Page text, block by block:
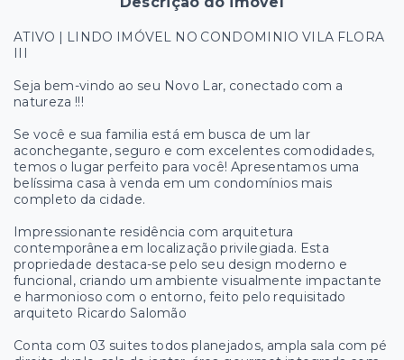
ATIVO | LINDO IMÓVEL NO CONDOMINIO VILA FLORA
III
Seja bem-vindo ao seu Novo Lar, conectado com a
natureza !!!
Se você e sua familia está em busca de um lar
aconchegante, seguro e com excelentes comodidades,
temos o lugar perfeito para você! Apresentamos uma
belíssima casa à venda em um condomínios mais
completo da cidade.
Impressionante residência com arquitetura
contemporânea em localização privilegiada. Esta
propriedade destaca-se pelo seu design moderno e
funcional, criando um ambiente visualmente impactante
e harmonioso com o entorno, feito pelo requisitado
arquiteto Ricardo Salomão
Conta com 03 suites todos planejados, ampla sala com pé